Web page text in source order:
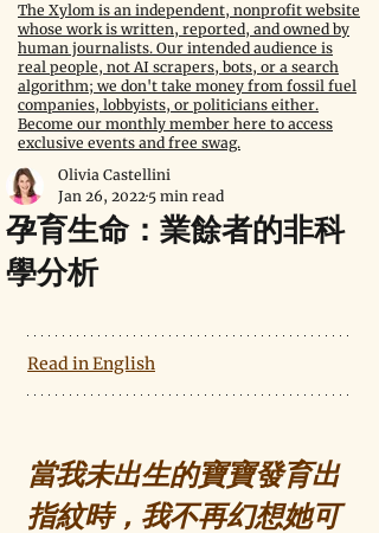
The Xylom is an independent, nonprofit website
whose work is written, reported, and owned by
human journalists. Our intended audience is
real people, not AI scrapers, bots, or a search
algorithm; we don't take money from fossil fuel
companies, lobbyists, or politicians either.
Become our monthly member here to access
exclusive events and free swag.
孕育生命：業餘者的非科
學分析
Olivia Castellini
Jan 26, 2022 5 min read
Read in English
當我未出生的寶寶發育出
指紋時，我不再幻想她可